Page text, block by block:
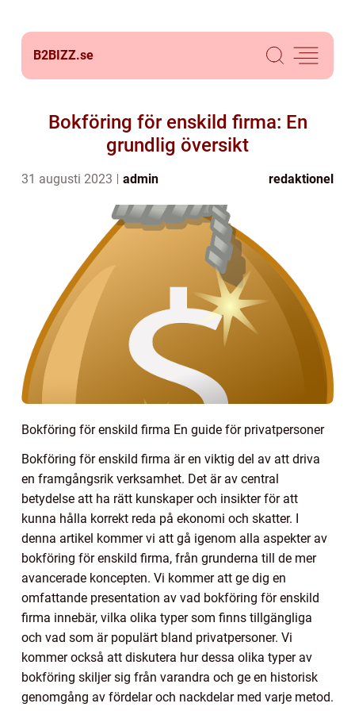
B2BIZZ.se
Bokföring för enskild firma: En
grundlig översikt
31 augusti 2023 admin redaktionel
Bokföring för enskild firma En guide för privatpersoner
Bokföring för enskild firma är en viktig del av att driva
en framgångsrik verksamhet. Det är av central
betydelse att ha rätt kunskaper och insikter för att
kunna hålla korrekt reda på ekonomi och skatter. I
denna artikel kommer vi att gå igenom alla aspekter av
bokföring för enskild firma, från grunderna till de mer
avancerade koncepten. Vi kommer att ge dig en
omfattande presentation av vad bokföring för enskild
firma innebär, vilka olika typer som finns tillgängliga
och vad som är populärt bland privatpersoner. Vi
kommer också att diskutera hur dessa olika typer av
bokföring skiljer sig från varandra och ge en historisk
genomgång av fördelar och nackdelar med varje metod.